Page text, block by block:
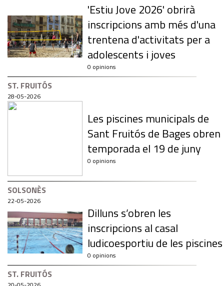
'Estiu Jove 2026' obrirà
inscripcions amb més d'una
trentena d'activitats per a
adolescents i joves
0 opinions
ST. FRUITÓS
28-05-2026
Les piscines municipals de
Sant Fruitós de Bages obren
temporada el 19 de juny
0 opinions
SOLSONÈS
22-05-2026
Dilluns s’obren les
inscripcions al casal
ludicoesportiu de les piscines
0 opinions
ST. FRUITÓS